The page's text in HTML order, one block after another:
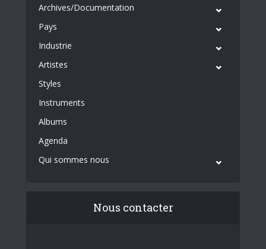
Archives/Documentation
Pays
Industrie
Artistes
Styles
Instruments
Albums
Agenda
Qui sommes nous
Nous contacter